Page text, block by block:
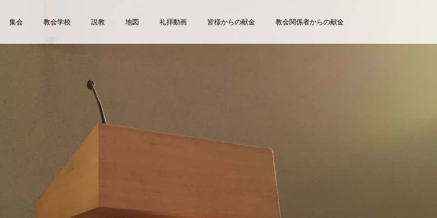
集会 教会学校 説教 地図 礼拝動画 皆様からの献金 教会関係者からの献金